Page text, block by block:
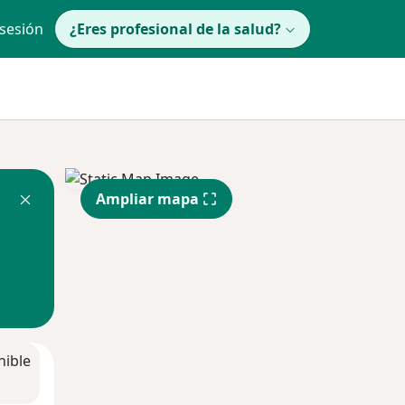
¿Eres profesional de la salud?
Ampliar mapa